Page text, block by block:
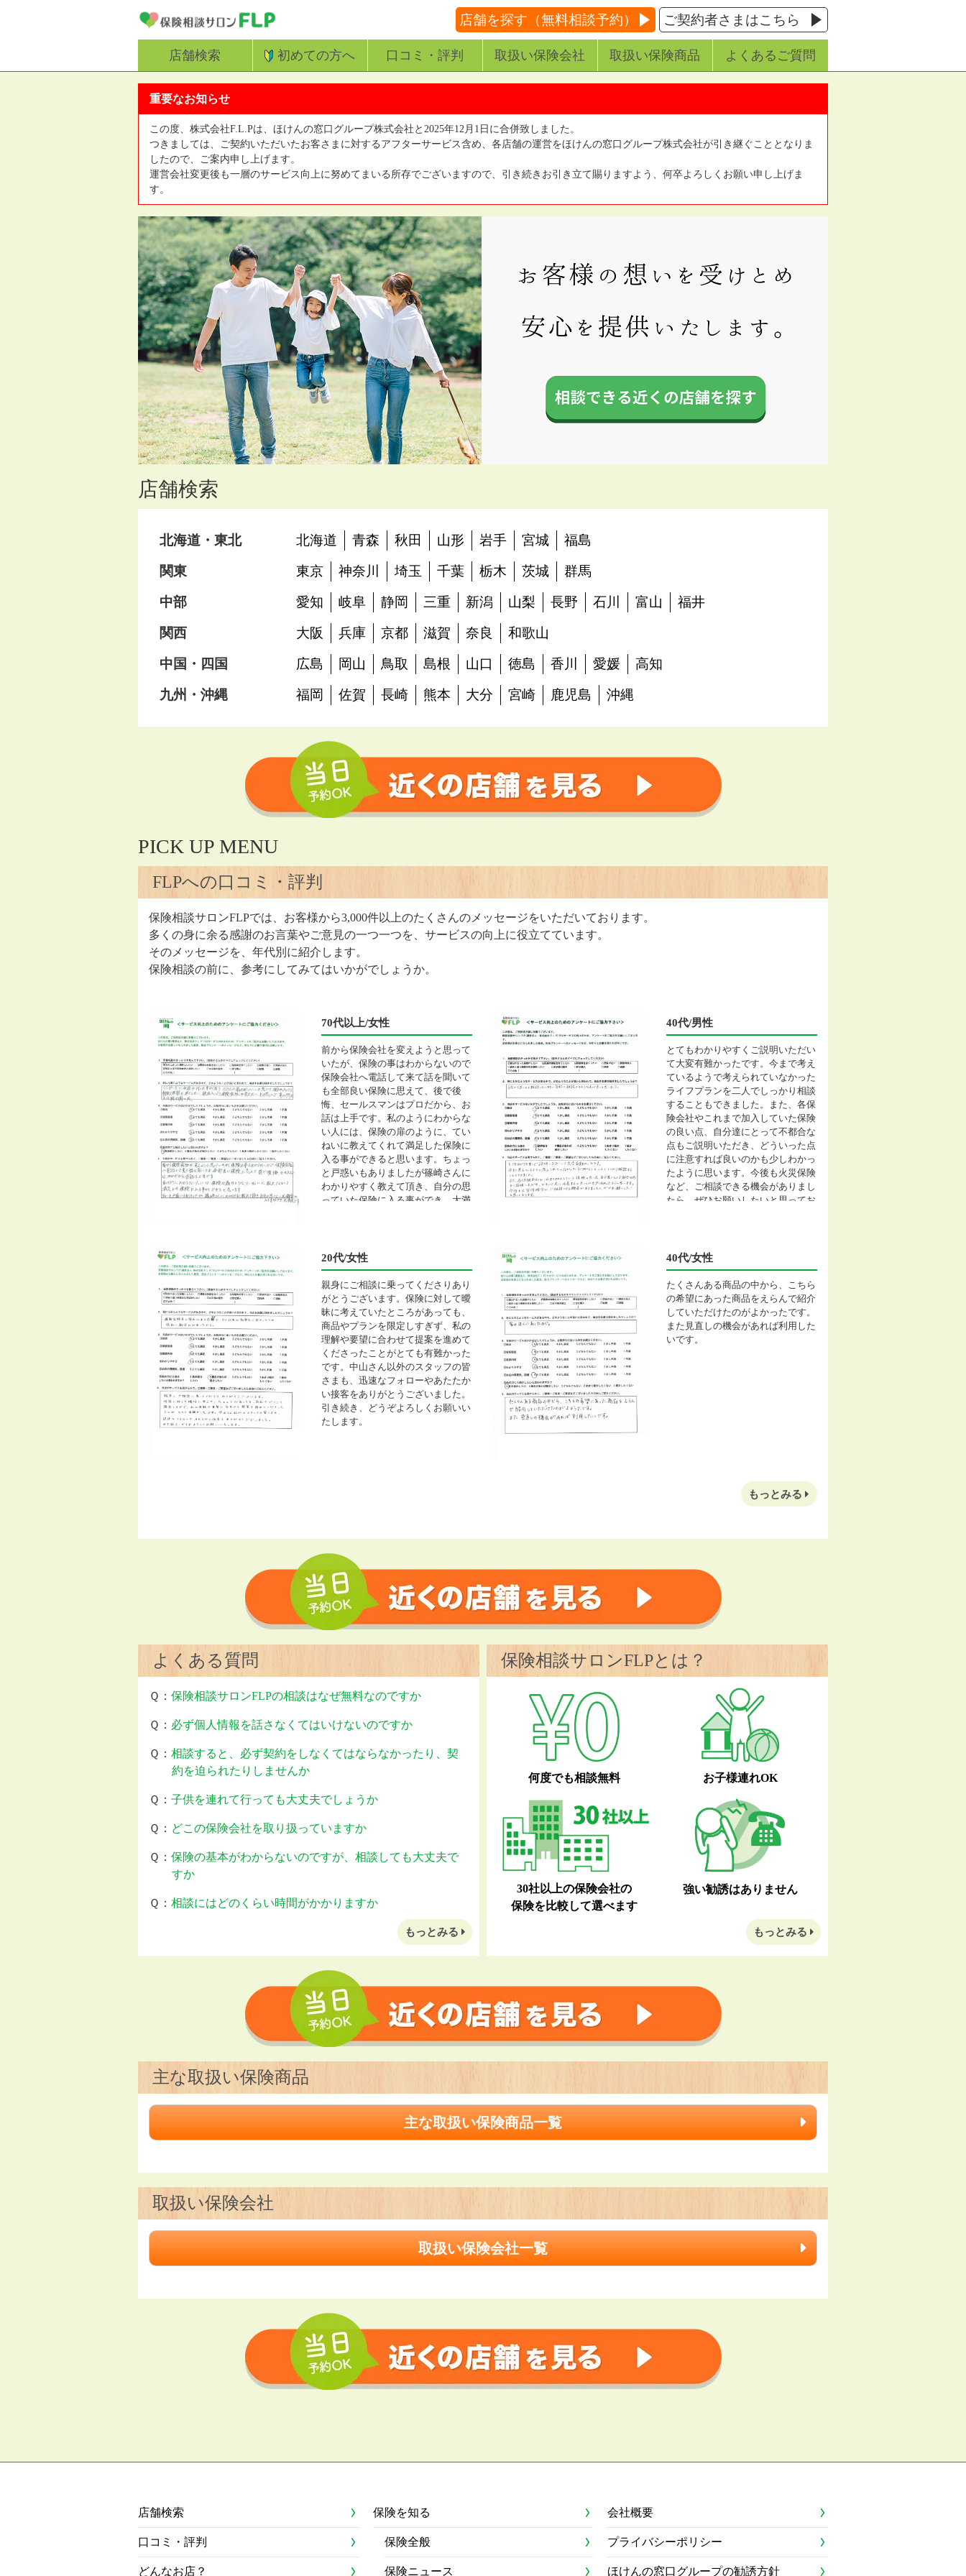
店舗を探す（無料相談予約） ご契約者さまはこちら
店舗検索 初めての方へ 口コミ・評判 取扱い保険会社 取扱い保険商品 よくあるご質問
重要なお知らせ
この度、株式会社F.L.Pは、ほけんの窓口グループ株式会社と2025年12月1日に合併致しました。
つきましては、ご契約いただいたお客さまに対するアフターサービス含め、各店舗の運営をほけんの窓口グループ株式会社が引き継ぐこととなりま
したので、ご案内申し上げます。
運営会社変更後も一層のサービス向上に努めてまいる所存でございますので、引き続きお引き立て賜りますよう、何卒よろしくお願い申し上げま
す。
店舗検索
北海道・東北 北海道 青森 秋田 山形 岩手 宮城 福島
関東 東京 神奈川 埼玉 千葉 栃木 茨城 群馬
中部 愛知 岐阜 静岡 三重 新潟 山梨 長野 石川 富山 福井
関西 大阪 兵庫 京都 滋賀 奈良 和歌山
中国・四国 広島 岡山 鳥取 島根 山口 徳島 香川 愛媛 高知
九州・沖縄 福岡 佐賀 長崎 熊本 大分 宮崎 鹿児島 沖縄
PICK UP MENU
FLPへの口コミ・評判
保険相談サロンFLPでは、お客様から3,000件以上のたくさんのメッセージをいただいております。
多くの身に余る感謝のお言葉やご意見の一つ一つを、サービスの向上に役立てています。
そのメッセージを、年代別に紹介します。
保険相談の前に、参考にしてみてはいかがでしょうか。
70代以上/女性
前から保険会社を変えようと思って
いたが、保険の事はわからないので
保険会社へ電話して来て話を聞いて
も全部良い保険に思えて、後で後
悔、セールスマンはプロだから、お
話は上手です。私のようにわからな
い人には、保険の扉のように、てい
ねいに教えてくれて満足した保険に
入る事ができると思います。ちょっ
と戸惑いもありましたが篠崎さんに
わかりやすく教えて頂き、自分の思
っていた保険に入る事ができ、大満
40代/男性
とてもわかりやすくご説明いただい
て大変有難かったです。今まで考え
ているようで考えられていなかった
ライフプランを二人でしっかり相談
することもできました。また、各保
険会社やこれまで加入していた保険
の良い点、自分達にとって不都合な
点もご説明いただき、どういった点
に注意すれば良いのかも少しわかっ
たように思います。今後も火災保険
など、ご相談できる機会がありまし
たら、ぜひお願いしたいと思ってお
20代/女性
親身にご相談に乗ってくださりあり
がとうございます。保険に対して曖
昧に考えていたところがあっても、
商品やプランを限定しすぎず、私の
理解や要望に合わせて提案を進めて
くださったことがとても有難かった
です。中山さん以外のスタッフの皆
さまも、迅速なフォローやあたたか
い接客をありがとうございました。
引き続き、どうぞよろしくお願いい
たします。
40代/女性
たくさんある商品の中から、こちら
の希望にあった商品をえらんで紹介
していただけたのがよかったです。
また見直しの機会があれば利用した
いです。
もっとみる
よくある質問
Ｑ： 保険相談サロンFLPの相談はなぜ無料なのですか
Ｑ： 必ず個人情報を話さなくてはいけないのですか
Ｑ： 相談すると、必ず契約をしなくてはならなかったり、契
約を迫られたりしませんか
Ｑ： 子供を連れて行っても大丈夫でしょうか
Ｑ： どこの保険会社を取り扱っていますか
Ｑ： 保険の基本がわからないのですが、相談しても大丈夫で
すか
Ｑ： 相談にはどのくらい時間がかかりますか
もっとみる
保険相談サロンFLPとは？
何度でも相談無料 お子様連れOK
30社以上の保険会社の
保険を比較して選べます
強い勧誘はありません
もっとみる
主な取扱い保険商品
主な取扱い保険商品一覧
取扱い保険会社
取扱い保険会社一覧
店舗検索
口コミ・評判
どんなお店？
保険を知る
保険全般
保険ニュース
会社概要
プライバシーポリシー
ほけんの窓口グループの勧誘方針